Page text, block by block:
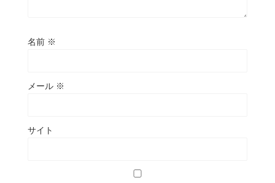
名前 ※
メール ※
サイト